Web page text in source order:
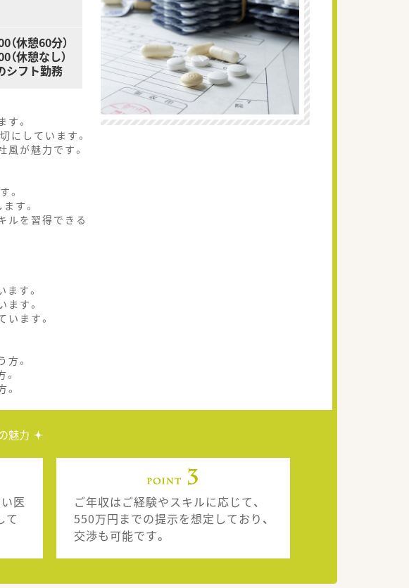
休憩60分）
休憩なし）
シフト勤務
。
にしています。
が魅力です。
。
す。
ルを習得できる
す。
す。
ます。
。
魅力
医
て
ご年収はご経験やスキルに応じて、
550万円までの提示を想定しており、
交渉も可能です。